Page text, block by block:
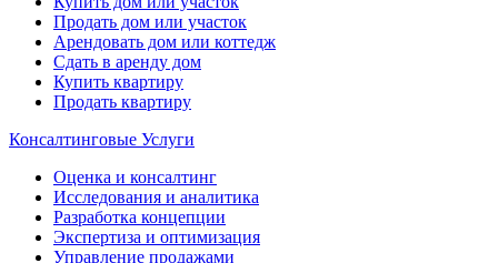
Продать дом или участок
Арендовать дом или коттедж
Сдать в аренду дом
Купить квартиру
Продать квартиру
Консалтинговые Услуги
Оценка и консалтинг
Исследования и аналитика
Разработка концепции
Экспертиза и оптимизация
Управление продажами